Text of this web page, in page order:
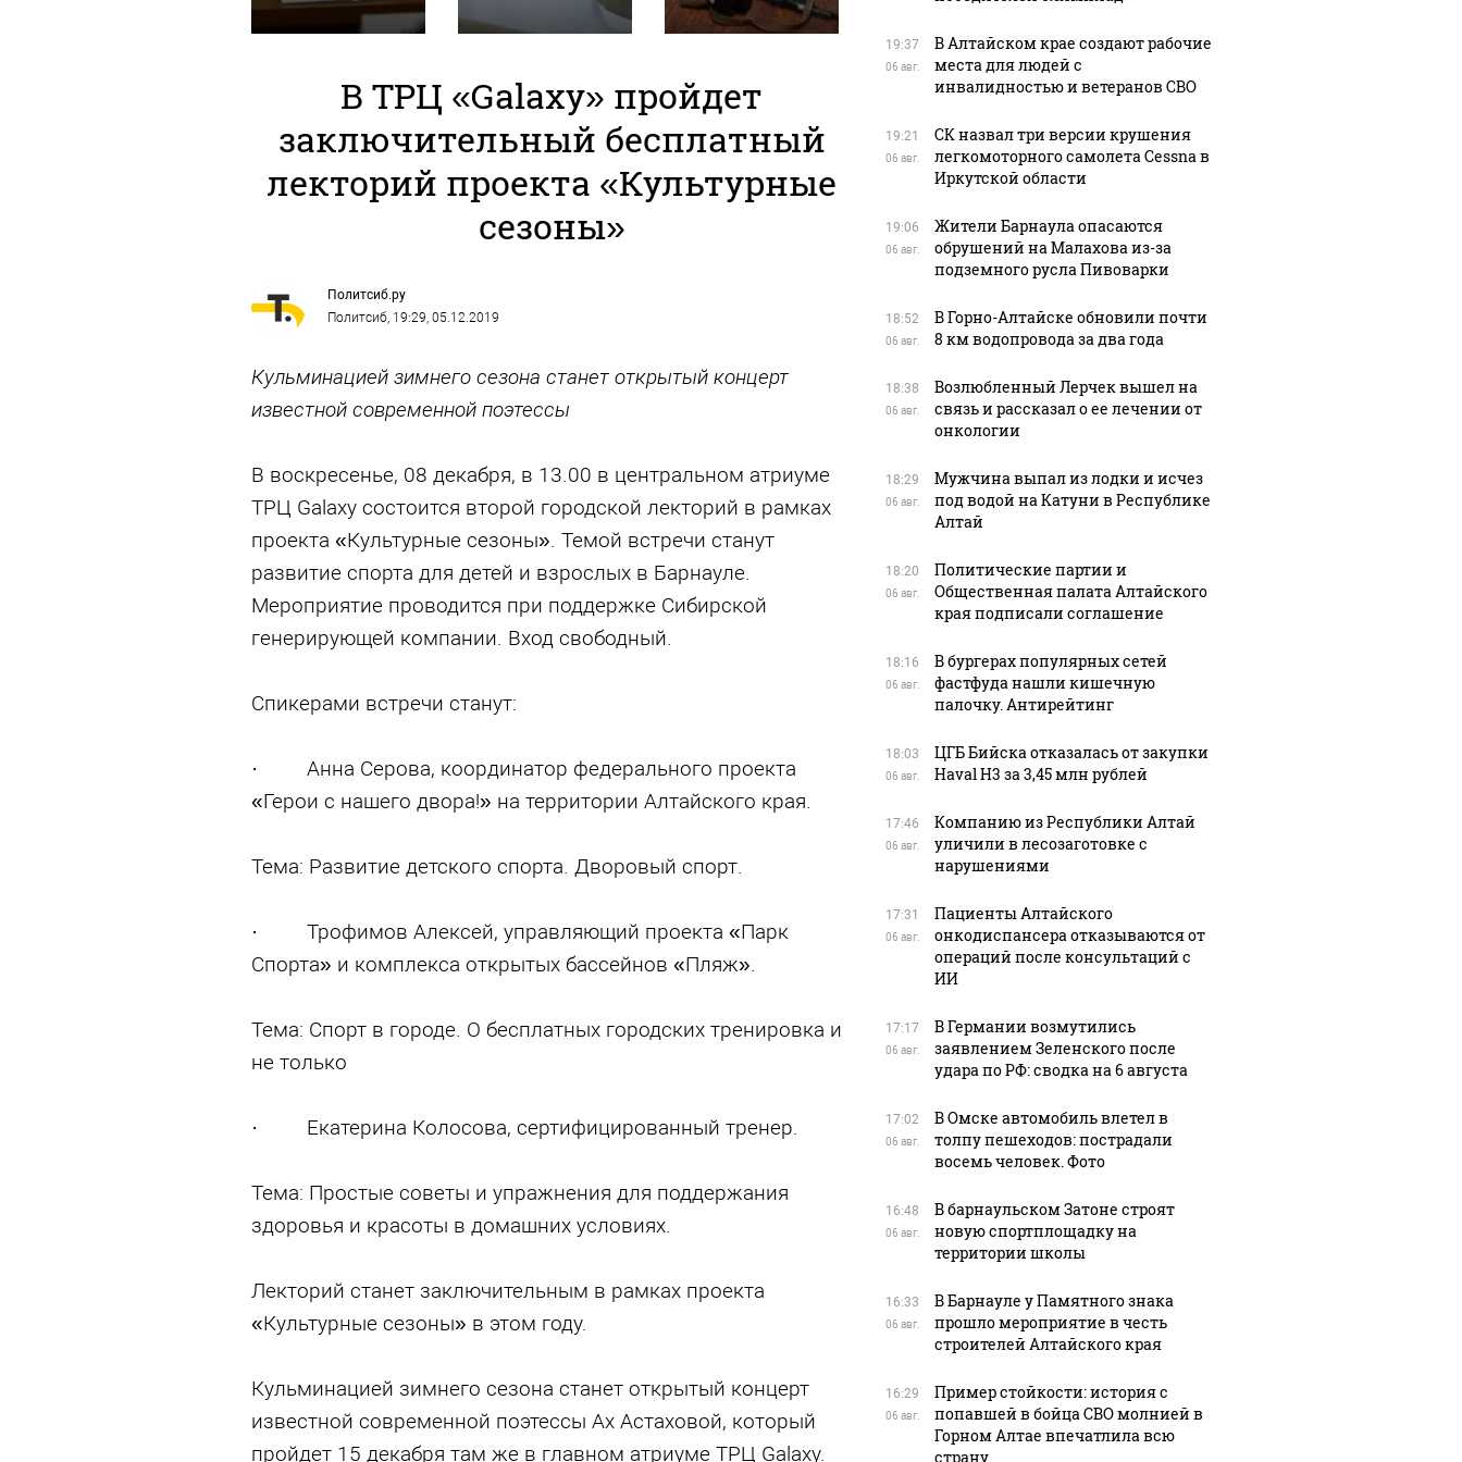
В ТРЦ «Galaxy» пройдет
заключительный бесплатный
лекторий проекта «Культурные
сезоны»
Политсиб.ру
Политсиб, 19:29, 05.12.2019
Кульминацией зимнего сезона станет открытый концерт
известной современной поэтессы
В воскресенье, 08 декабря, в 13.00 в центральном атриуме
ТРЦ Galaxy состоится второй городской лекторий в рамках
проекта «Культурные сезоны». Темой встречи станут
развитие спорта для детей и взрослых в Барнауле.
Мероприятие проводится при поддержке Сибирской
генерирующей компании. Вход свободный.
Спикерами встречи станут:
· Анна Серова, координатор федерального проекта
«Герои с нашего двора!» на территории Алтайского края.
Тема: Развитие детского спорта. Дворовый спорт.
· Трофимов Алексей, управляющий проекта «Парк
Спорта» и комплекса открытых бассейнов «Пляж».
Тема: Спорт в городе. О бесплатных городских тренировка и
не только
· Екатерина Колосова, сертифицированный тренер.
Тема: Простые советы и упражнения для поддержания
здоровья и красоты в домашних условиях.
Лекторий станет заключительным в рамках проекта
«Культурные сезоны» в этом году.
Кульминацией зимнего сезона станет открытый концерт
известной современной поэтессы Ах Астаховой, который
пройдет 15 декабря там же в главном атриуме ТРЦ Galaxy.
19:37
06 авг.
В Алтайском крае создают рабочие
места для людей с
инвалидностью и ветеранов СВО
19:21
06 авг.
СК назвал три версии крушения
легкомоторного самолета Cessna в
Иркутской области
19:06
06 авг.
Жители Барнаула опасаются
обрушений на Малахова из-за
подземного русла Пивоварки
18:52
06 авг.
В Горно-Алтайске обновили почти
8 км водопровода за два года
18:38
06 авг.
Возлюбленный Лерчек вышел на
связь и рассказал о ее лечении от
онкологии
18:29
06 авг.
Мужчина выпал из лодки и исчез
под водой на Катуни в Республике
Алтай
18:20
06 авг.
Политические партии и
Общественная палата Алтайского
края подписали соглашение
18:16
06 авг.
В бургерах популярных сетей
фастфуда нашли кишечную
палочку. Антирейтинг
18:03
06 авг.
ЦГБ Бийска отказалась от закупки
Haval H3 за 3,45 млн рублей
17:46
06 авг.
Компанию из Республики Алтай
уличили в лесозаготовке с
нарушениями
17:31
06 авг.
Пациенты Алтайского
онкодиспансера отказываются от
операций после консультаций с
ИИ
17:17
06 авг.
В Германии возмутились
заявлением Зеленского после
удара по РФ: сводка на 6 августа
17:02
06 авг.
В Омске автомобиль влетел в
толпу пешеходов: пострадали
восемь человек. Фото
16:48
06 авг.
В барнаульском Затоне строят
новую спортплощадку на
территории школы
16:33
06 авг.
В Барнауле у Памятного знака
прошло мероприятие в честь
строителей Алтайского края
16:29
06 авг.
Пример стойкости: история с
попавшей в бойца СВО молнией в
Горном Алтае впечатлила всю
страну